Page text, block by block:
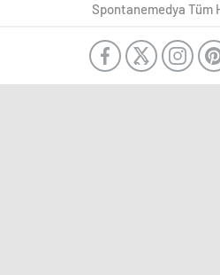
Spontanemedya Tüm